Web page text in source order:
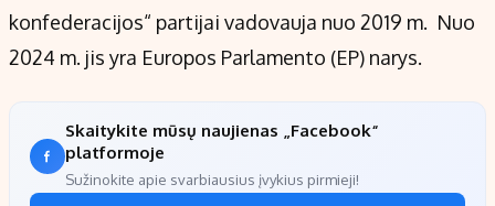
konfederacijos“ partijai vadovauja nuo 2019 m. Nuo
2024 m. jis yra Europos Parlamento (EP) narys.
Skaitykite mūsų naujienas „Facebook“
platformoje
Sužinokite apie svarbiausius įvykius pirmieji!